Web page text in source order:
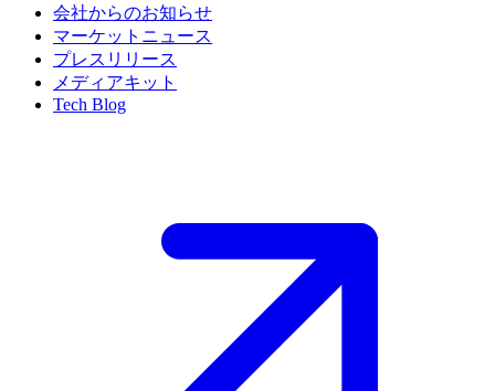
会社からのお知らせ
マーケットニュース
プレスリリース
メディアキット
Tech Blog